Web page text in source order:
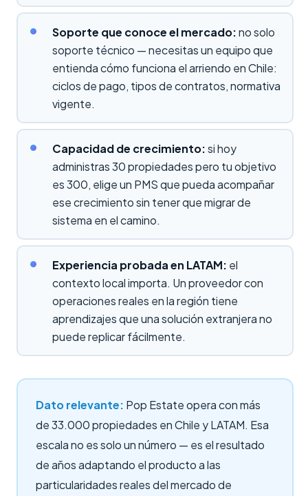
Soporte que conoce el mercado:no solo
soporte técnico — necesitas un equipo que
entienda cómo funciona el arriendo en Chile:
ciclos de pago, tipos de contratos, normativa
vigente.
Capacidad de crecimiento:si hoy
administras 30 propiedades pero tu objetivo
es 300, elige un PMS que pueda acompañar
ese crecimiento sin tener que migrar de
sistema en el camino.
Experiencia probada en LATAM: el
contexto local importa. Un proveedor con
operaciones reales en la región tiene
aprendizajes que una solución extranjera no
puede replicar fácilmente.
Dato relevante: Pop Estate opera con más
de 33.000 propiedades en Chile y LATAM. Esa
escala no es solo un número — es el resultado
de años adaptando el producto a las
particularidades reales del mercado de